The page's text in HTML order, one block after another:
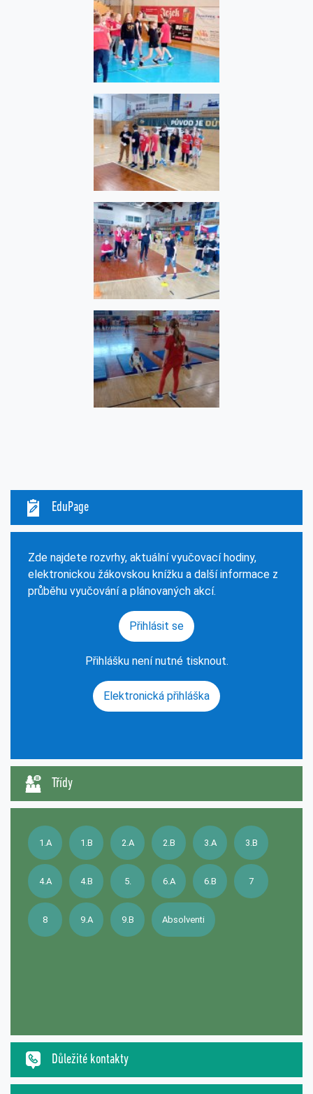
EduPage
Zde najdete rozvrhy, aktuální vyučovací hodiny,
elektronickou žákovskou knížku a další informace z
průběhu vyučování a plánovaných akcí.
Přihlásit se
Přihlášku není nutné tisknout.
Elektronická přihláška
Třídy
1.A 1.B 2.A 2.B 3.A 3.B
4.A 4.B 5. 6.A 6.B 7
8 9.A 9.B Absolventi
Důležité kontakty